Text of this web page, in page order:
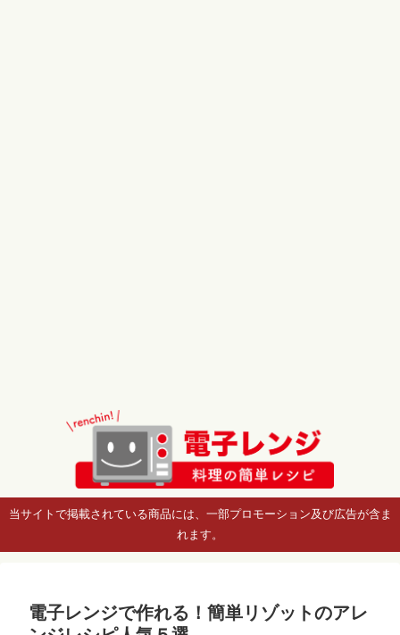
当サイトで掲載されている商品には、一部プロモーション及び広告が含ま
れます。
電子レンジで作れる！簡単リゾットのアレ